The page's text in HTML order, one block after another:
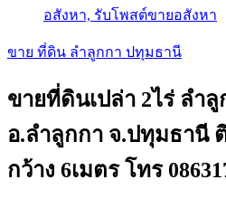
อสังหา, รับโพสต์ขายอสังหา
ขาย ที่ดิน ลำลูกกา ปทุมธานี
ขายที่ดินเปล่า 2ไร่ ลำลู
อ.ลำลูกกา จ.ปทุมธานี
กว้าง 6เมตร โทร